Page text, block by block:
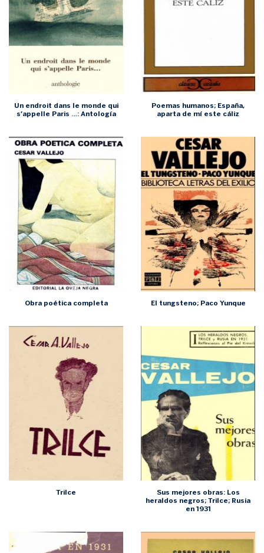
Un endroit dans le monde qui
s’appelle Paris …: Antología
Poemas humanos; España,
aparta de mí este cáliz
Obra poética completa El tungsteno; Paco Yunque
Trilce
Sus mejores obras: Los
heraldos negros; Trilce; Rusia
en 1931